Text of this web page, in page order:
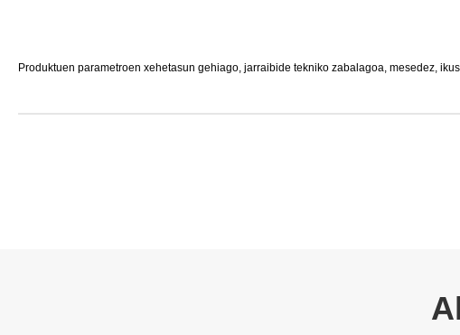
Produktuen parametroen xehetasun gehiago, jarraibide tekniko zabalagoa, mesedez,